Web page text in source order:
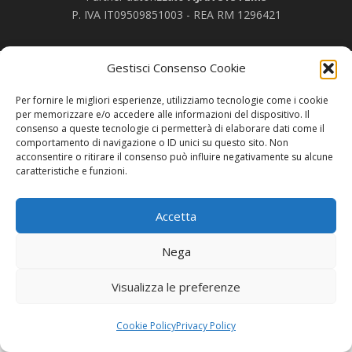
Gestisci Consenso Cookie
Per fornire le migliori esperienze, utilizziamo tecnologie come i cookie
per memorizzare e/o accedere alle informazioni del dispositivo. Il
consenso a queste tecnologie ci permetterà di elaborare dati come il
comportamento di navigazione o ID unici su questo sito. Non
acconsentire o ritirare il consenso può influire negativamente su alcune
caratteristiche e funzioni.
Accetta
Nega
Visualizza le preferenze
Cookie PolicyPrivacy Policy
P. IVA IT09509851003 - REA RM 1296421